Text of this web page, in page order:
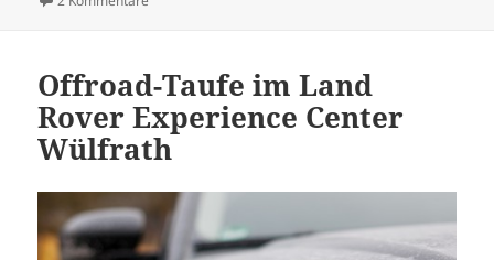
Offroad-Taufe im Land
Rover Experience Center
Wülfrath